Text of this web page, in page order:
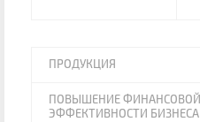
ПРОДУКЦИЯ
ПОВЫШЕНИЕ ФИНАНСОВОЙ
ЭФФЕКТИВНОСТИ БИЗНЕСА